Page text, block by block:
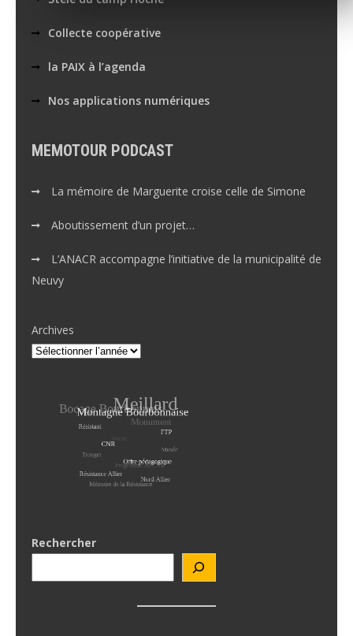
Collecte coopérative
la PAIX à l’agenda
Nos applications numériques
MEMOTOUR PODCAST
La mémoire de Marguerite croise celle de Simone
Aboutissement d’un projet…
L’ANACR accompagne l’initiative de la municipalité de
Neuvy
Archives
Rechercher